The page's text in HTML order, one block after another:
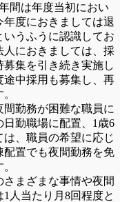
間は年度当初におい
度におきましては退
うふうに認識してお
人におきましては、採
集を引き続き実施し
中採用も募集し、再
勤務が困難な職員に
勤職場に配置、1歳6
、職員の希望に応じ
置でも夜間勤務を免
まざまな事情や夜間
人当たり月8回程度と